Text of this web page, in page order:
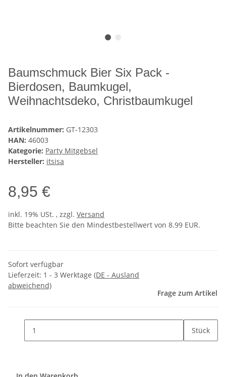
Baumschmuck Bier Six Pack -
Bierdosen, Baumkugel,
Weihnachtsdeko, Christbaumkugel
Artikelnummer: GT-12303
HAN: 46003
Kategorie: Party Mitgebsel
Hersteller: itsisa
8,95 €
inkl. 19% USt. , zzgl. Versand
Bitte beachten Sie den Mindestbestellwert von 8.99 EUR.
Sofort verfügbar
Lieferzeit: 1 - 3 Werktage (DE - Ausland
abweichend)
Frage zum Artikel
Stück